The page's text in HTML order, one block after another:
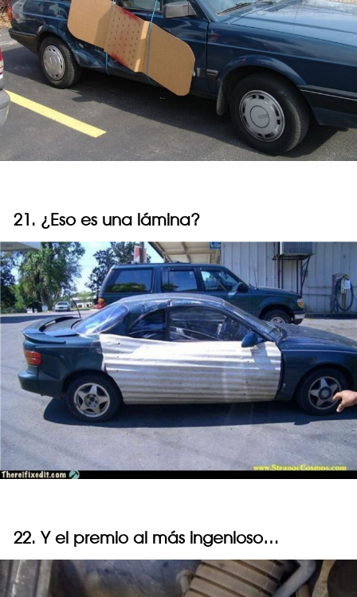
21. ¿Eso es una lámina?
22. Y el premio al más ingenioso…